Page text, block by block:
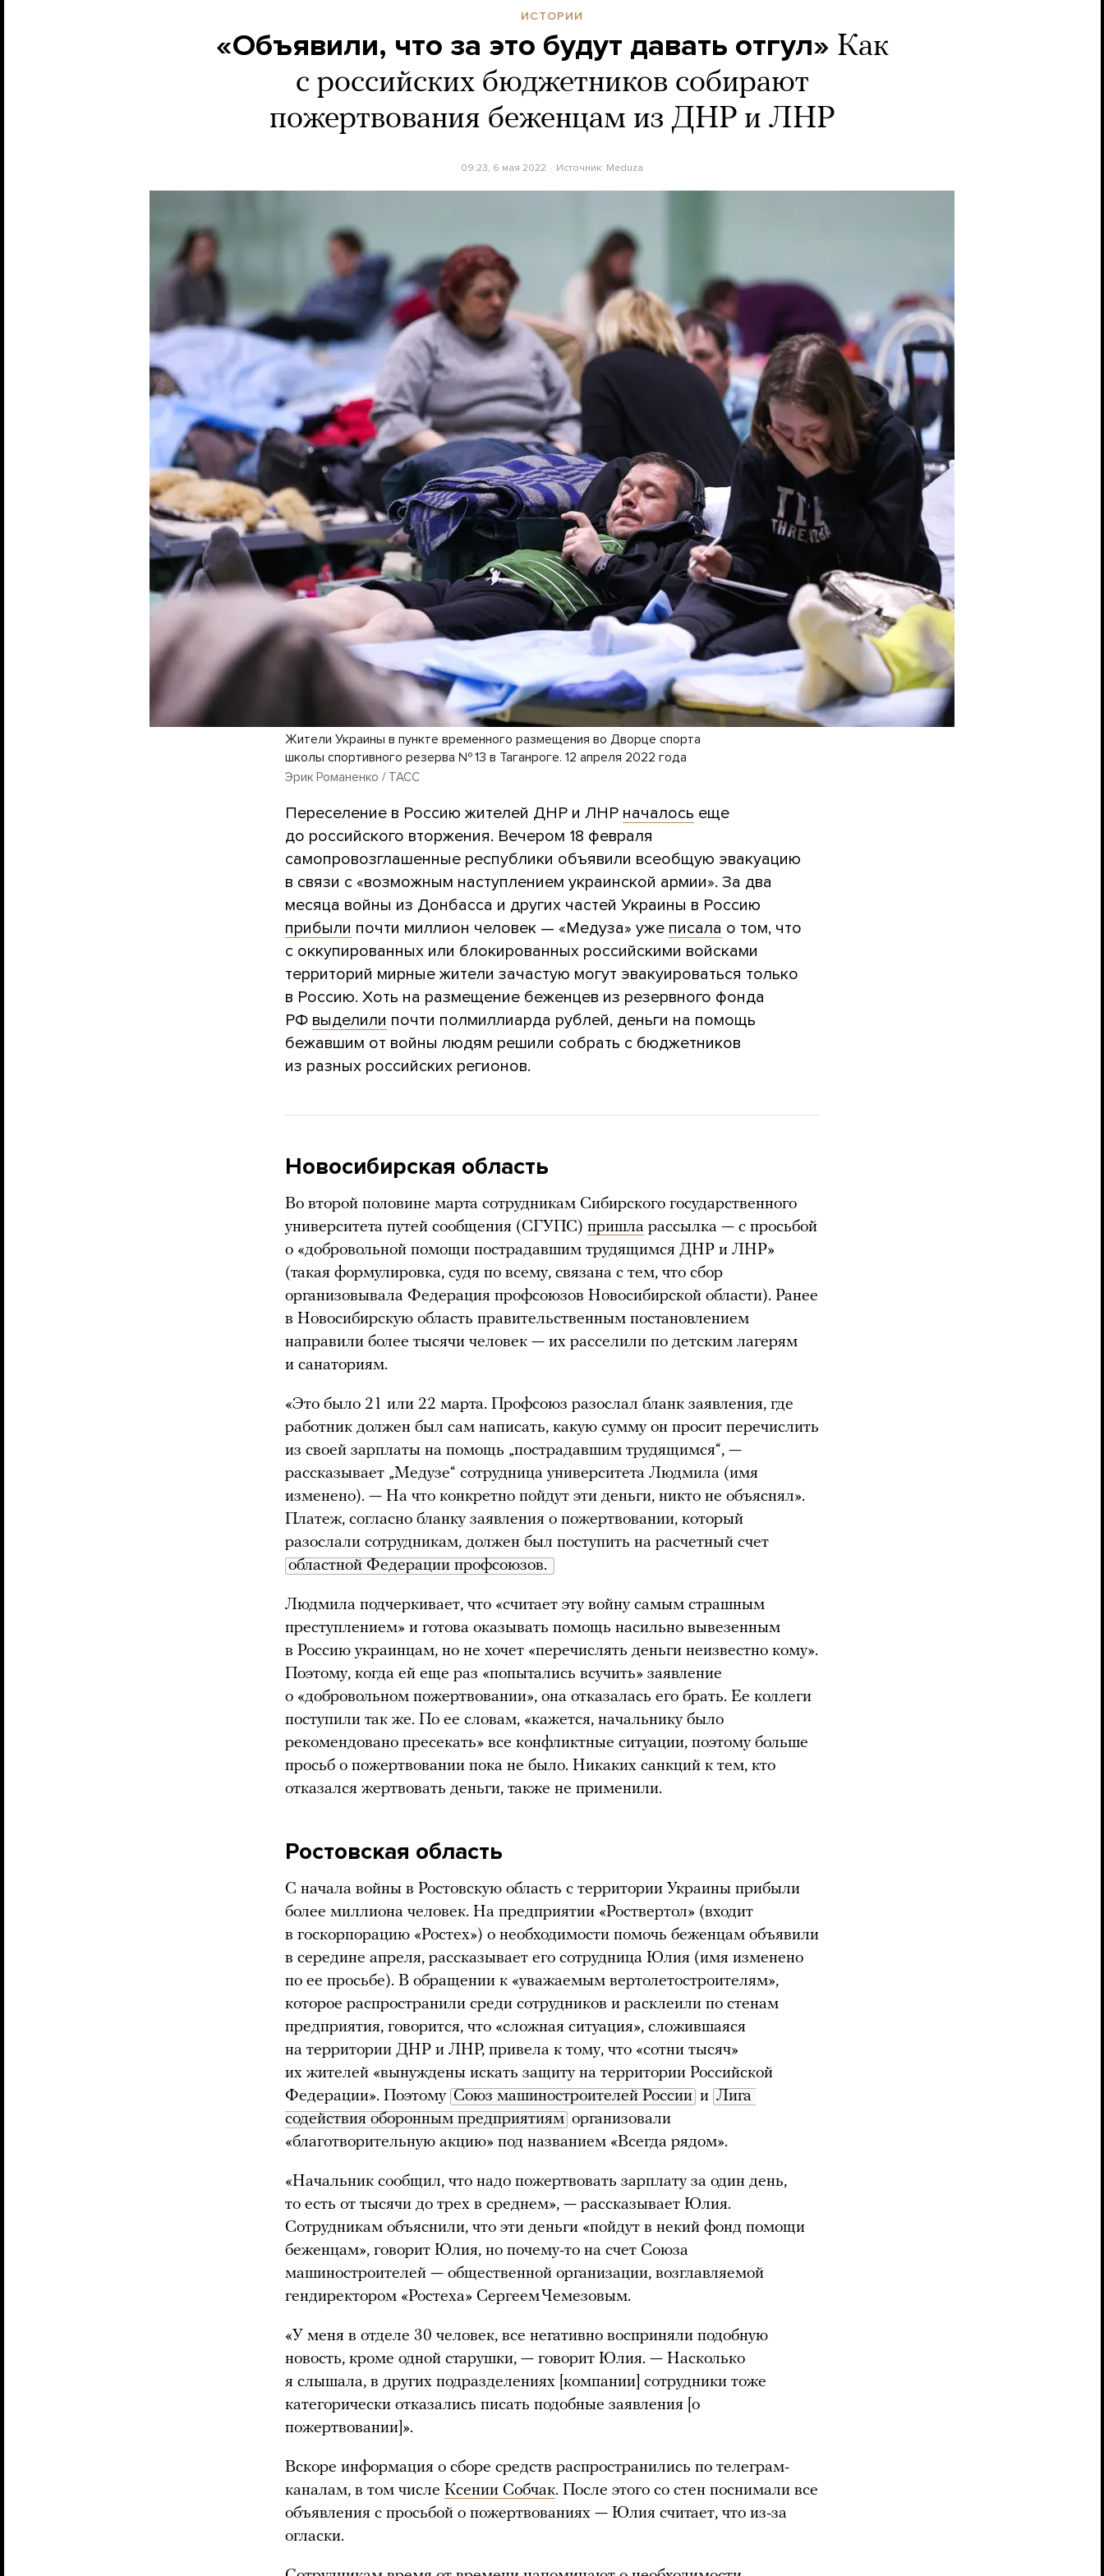
ИСТОРИИ
«Объявили, что за это будут давать отгул» Как
с российских бюджетников собирают
пожертвования беженцам из ДНР и ЛНР
09:23, 6 мая 2022 Источник: Meduza
Жители Украины в пункте временного размещения во Дворце спорта
школы спортивного резерва № 13 в Таганроге. 12 апреля 2022 года
Эрик Романенко / ТАСС
Переселение в Россию жителей ДНР и ЛНР началось еще
до российского вторжения. Вечером 18 февраля
самопровозглашенные республики объявили всеобщую эвакуацию
в связи с «возможным наступлением украинской армии». За два
месяца войны из Донбасса и других частей Украины в Россию
прибыли почти миллион человек — «Медуза» уже писала о том, что
с оккупированных или блокированных российскими войсками
территорий мирные жители зачастую могут эвакуироваться только
в Россию. Хоть на размещение беженцев из резервного фонда
РФ выделили почти полмиллиарда рублей, деньги на помощь
бежавшим от войны людям решили собрать с бюджетников
из разных российских регионов.
Новосибирская область
Во второй половине марта сотрудникам Сибирского государственного
университета путей сообщения (СГУПС) пришла рассылка — с просьбой
о «добровольной помощи пострадавшим трудящимся ДНР и ЛНР»
(такая формулировка, судя по всему, связана с тем, что сбор
организовывала Федерация профсоюзов Новосибирской области). Ранее
в Новосибирскую область правительственным постановлением
направили более тысячи человек — их расселили по детским лагерям
и санаториям.
«Это было 21 или 22 марта. Профсоюз разослал бланк заявления, где
работник должен был сам написать, какую сумму он просит перечислить
из своей зарплаты на помощь „пострадавшим трудящимся“, —
рассказывает „Медузе“ сотрудница университета Людмила (имя
изменено). — На что конкретно пойдут эти деньги, никто не объяснял».
Платеж, согласно бланку заявления о пожертвовании, который
разослали сотрудникам, должен был поступить на расчетный счет
областной Федерации профсоюзов.
Людмила подчеркивает, что «считает эту войну самым страшным
преступлением» и готова оказывать помощь насильно вывезенным
в Россию украинцам, но не хочет «перечислять деньги неизвестно кому».
Поэтому, когда ей еще раз «попытались всучить» заявление
о «добровольном пожертвовании», она отказалась его брать. Ее коллеги
поступили так же. По ее словам, «кажется, начальнику было
рекомендовано пресекать» все конфликтные ситуации, поэтому больше
просьб о пожертвовании пока не было. Никаких санкций к тем, кто
отказался жертвовать деньги, также не применили.
Ростовская область
С начала войны в Ростовскую область с территории Украины прибыли
более миллиона человек. На предприятии «Роствертол» (входит
в госкорпорацию «Ростех») о необходимости помочь беженцам объявили
в середине апреля, рассказывает его сотрудница Юлия (имя изменено
по ее просьбе). В обращении к «уважаемым вертолетостроителям»,
которое распространили среди сотрудников и расклеили по стенам
предприятия, говорится, что «сложная ситуация», сложившаяся
на территории ДНР и ЛНР, привела к тому, что «сотни тысяч»
их жителей «вынуждены искать защиту на территории Российской
Федерации». Поэтому Союз машиностроителей России и Лига
содействия оборонным предприятиям организовали
«благотворительную акцию» под названием «Всегда рядом».
«Начальник сообщил, что надо пожертвовать зарплату за один день,
то есть от тысячи до трех в среднем», — рассказывает Юлия.
Сотрудникам объяснили, что эти деньги «пойдут в некий фонд помощи
беженцам», говорит Юлия, но почему-то на счет Союза
машиностроителей — общественной организации, возглавляемой
гендиректором «Ростеха» Сергеем Чемезовым.
«У меня в отделе 30 человек, все негативно восприняли подобную
новость, кроме одной старушки, — говорит Юлия. — Насколько
я слышала, в других подразделениях [компании] сотрудники тоже
категорически отказались писать подобные заявления [о
пожертвовании]».
Вскоре информация о сборе средств распространились по телеграм-
каналам, в том числе Ксении Собчак. После этого со стен поснимали все
объявления с просьбой о пожертвованиях — Юлия считает, что из-за
огласки.